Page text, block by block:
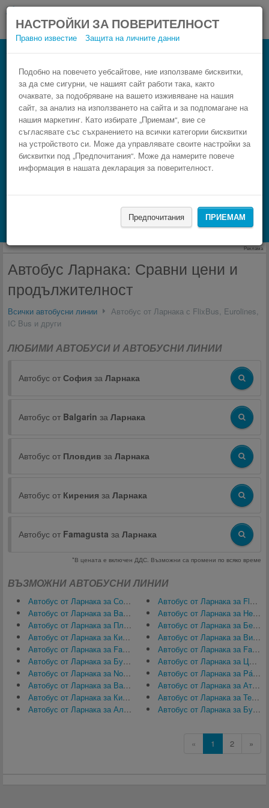
НАСТРОЙКИ ЗА ПОВЕРИТЕЛНОСТ
Правно известие Защита на личните данни
Подобно на повечето уебсайтове, ние използваме бисквитки,
за да сме сигурни, че нашият сайт работи така, както
очаквате, за подобряване на вашето изживяване на нашия
сайт, за анализ на използването на сайта и за подпомагане на
нашия маркетинг. Като избирате „Приемам“, вие се
съгласявате със съхранението на всички категории бисквитки
на устройството си. Може да управлявате своите настройки за
бисквитки под „Предпочитания“. Може да намерите повече
информация в нашата декларация за поверителност.
Предпочитания ПРИЕМАМ
Сравнете автобус Ларнака
Резервирай изгоден автобусен билет само в 3
стъпки.
НАМЕРИ
Търсене на настаняване с Booking.com
Реклама
Автобус Ларнака: Сравни цени и
продължителност
Всички автобусни линии
Автобус от Ларнака с FlixBus, Eurolines,
IC Bus и други
ЛЮБИМИ АВТОБУСИ И АВТОБУСНИ ЛИНИИ
Автобус от София за Ларнака
Автобус от Balgarin за Ларнака
Автобус от Пловдив за Ларнака
Автобус от Кирения за Ларнака
Автобус от Famagusta за Ларнака
*В цената е включен ДДС. Възможни са промени по всяко време
ВЪЗМОЖНИ АВТОБУСНИ ЛИНИИ
Автобус от Ларнака за София
Автобус от Ларнака за Balgarin, България
Автобус от Ларнака за Пловдив
Автобус от Ларнака за Кирения
Автобус от Ларнака за Famagusta
Автобус от Ларнака за Бургас
Автобус от Ларнака за North Nicosia
Автобус от Ларнака за Варна
Автобус от Ларнака за Китен
Автобус от Ларнака за Алания
Автобус от Ларнака за Flughafen Paphos (PFO)
Автобус от Ларнака за Herbita
Автобус от Ларнака за Берлин
Автобус от Ларнака за Виена
Автобус от Ларнака за Famagusta
Автобус от Ларнака за Цюрих
Автобус от Ларнака за Páros
Автобус от Ларнака за Атина
Автобус от Ларнака за Тел Авив
Автобус от Ларнака за Букурещ
« 1 2 »